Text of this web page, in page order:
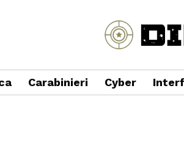
Carabinieri Cyber